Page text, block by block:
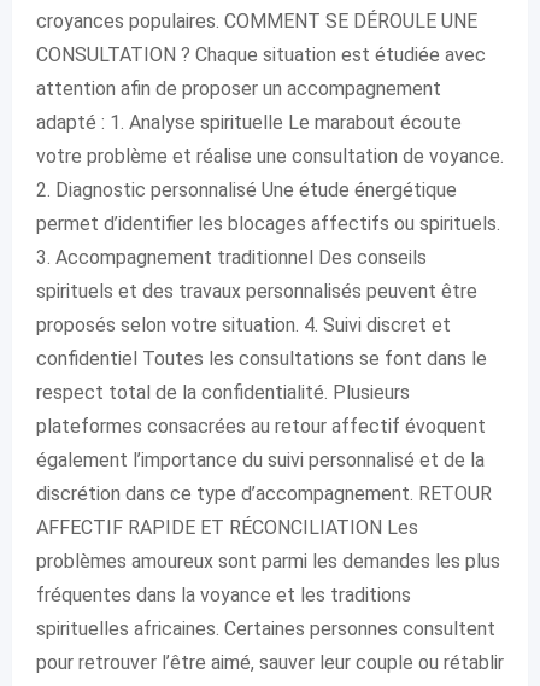
croyances populaires. COMMENT SE DÉROULE UNE
CONSULTATION ? Chaque situation est étudiée avec
attention afin de proposer un accompagnement
adapté : 1. Analyse spirituelle Le marabout écoute
votre problème et réalise une consultation de voyance.
2. Diagnostic personnalisé Une étude énergétique
permet d’identifier les blocages affectifs ou spirituels.
3. Accompagnement traditionnel Des conseils
spirituels et des travaux personnalisés peuvent être
proposés selon votre situation. 4. Suivi discret et
confidentiel Toutes les consultations se font dans le
respect total de la confidentialité. Plusieurs
plateformes consacrées au retour affectif évoquent
également l’importance du suivi personnalisé et de la
discrétion dans ce type d’accompagnement. RETOUR
AFFECTIF RAPIDE ET RÉCONCILIATION Les
problèmes amoureux sont parmi les demandes les plus
fréquentes dans la voyance et les traditions
spirituelles africaines. Certaines personnes consultent
pour retrouver l’être aimé, sauver leur couple ou rétablir